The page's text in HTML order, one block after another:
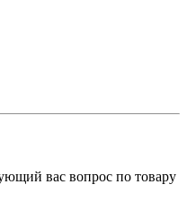
вас вопрос по товару